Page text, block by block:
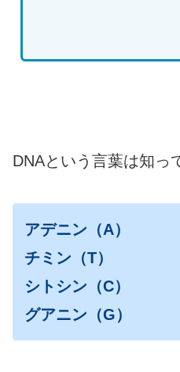
DNAという言葉は知っ
アデニン（A）
チミン（T）
シトシン（C）
グアニン（G）